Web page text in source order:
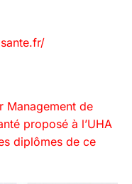
Management de
proposé à l’UHA
diplômes de ce